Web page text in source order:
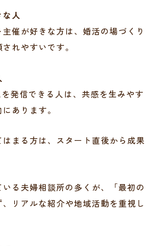
人
催が好きな方は、婚活の場づくり
れやすいです。
発信できる人は、共感を生みやす
あります。
まる方は、スタート直後から成果
る夫婦相談所の多くが、「最初の
リアルな紹介や地域活動を重視し